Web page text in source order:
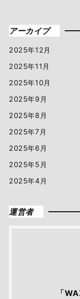
アーカイブ
2025年12月
2025年11月
2025年10月
2025年9月
2025年8月
2025年7月
2025年6月
2025年5月
2025年4月
運営者
「